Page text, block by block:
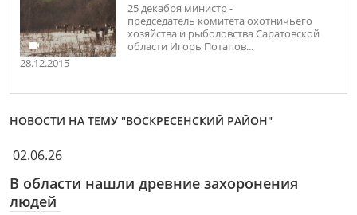
25 декабря министр -
председатель комитета охотничьего
хозяйства и рыболовства Саратовской
области Игорь Потапов...
28.12.2015
НОВОСТИ НА ТЕМУ "ВОСКРЕСЕНСКИЙ РАЙОН"
02.06.26
В области нашли древние захоронения
людей